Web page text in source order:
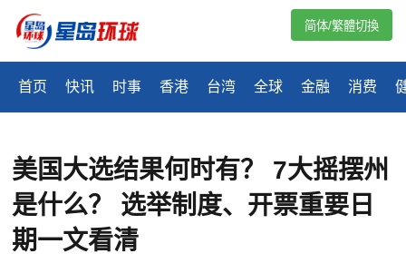
首页 快讯 时事 香港 台湾 全球 金融 消费
简体/繁體切換
美国大选结果何时有？ 7大摇摆州
是什么？ 选举制度、开票重要日
期一文看清